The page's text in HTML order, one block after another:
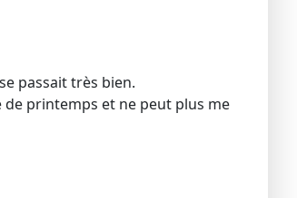
passait très bien.
de printemps et ne peut plus me